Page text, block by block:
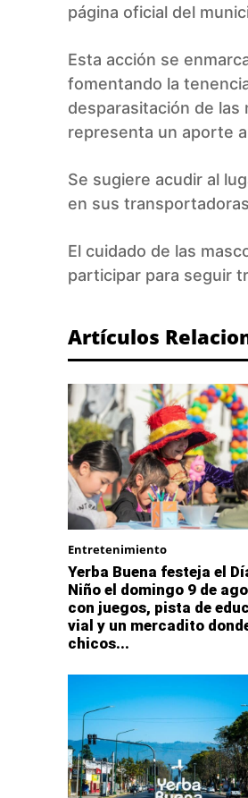
página oficial del
Esta acción se
fomentando la
desparasitación de
representa un aporte
Se sugiere acudir al
en sus
El cuidado de las
participar para seguir
Artículos
Entretenimiento
Yerba Buena festeja el
Niño el domingo 9 de
con juegos, pista de
vial y un mercadito
chicos...